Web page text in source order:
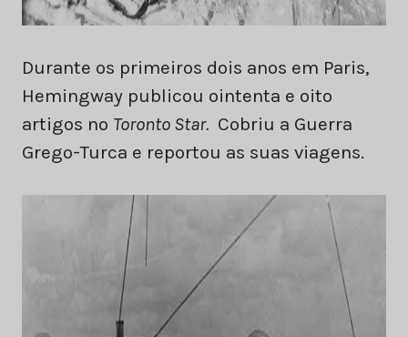
Durante os primeiros dois anos em Paris,
Hemingway publicou ointenta e oito
artigos no Toronto Star. Cobriu a Guerra
Grego-Turca e reportou as suas viagens.